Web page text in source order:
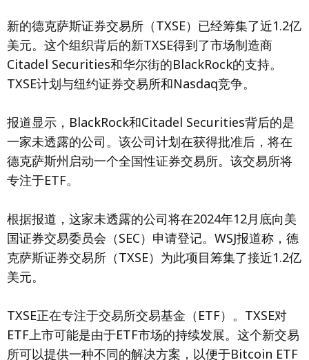
新的德克萨斯证券交易所（TXSE）已经筹集了近1.2亿
美元。这个组织背后的新TXSE得到了市场制造商
Citadel Securities和华尔街的BlackRock的支持。
TXSE计划与纽约证券交易所和Nasdaq竞争。
报道显示，BlackRock和Citadel Securities背后的是
一家未透露的公司。该公司计划在获得批准后，将在
德克萨斯州启动一个全国性证券交易所。该交易所将
专注于ETF。
根据报道，这家未透露的公司将在2024年12月底向美
国证券交易委员会（SEC）申请登记。WSJ报道称，德
克萨斯证券交易所（TXSE）为此项目筹集了接近1.2亿
美元。
TXSE正在专注于交易所交易基金（ETF）。TXSE对
ETF上市可能是由于ETF市场的持续发展。这个新交易
所可以提供一种不同的解决方案，以便于Bitcoin ETF